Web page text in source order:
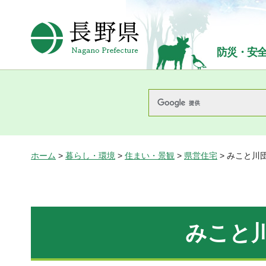
長野県Nagano Prefecture
防災・安
ホーム > 暮らし・環境 > 住まい・景観 > 県営住宅 > みこと川
みこと